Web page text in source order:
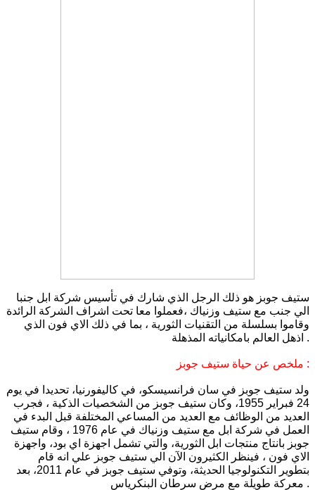
ستيف جوبز هو ذلك الرجل الذي شارك في تأسيس شركة ابل جنبا
الي جنب مع ستيف وزنياك ،فعملوا معا تحت اشراف الشركة الرائدة
وقاموا بسلسلة من التقنيات الثورية ، بما في ذلك الاي فون الذي
اذهل العالم بامكانياته المذهلة .
ملخص عن حياة ستيف جوبز :
ولد ستيف جوبز في سان فرانسيسكو، في كاليفورنيا، تحديدا في يوم
24 فبراير 1955، وكان ستيف جوبز من الشخصيات الذكية ، فجرب
العديد من الوظائف مع العديد من المساعي المختلفة قبل البدء في
العمل في شركة ابل مع ستيف وزنياك في عام 1976 ، وقام ستيف
جوبز بانتاج منتجات ابل الثورية، والتي تشمل اجهزة اي بود، واجهزة
الاي فون ، فينظر الكثيرون الآن الي ستيف جوبز علي انه قام
بتطوير التكنولوجيا الحديثة، وتوفي ستيف جوبز في عام 2011، بعد
معركة طويلة مع مرض سرطان البنكرياس .